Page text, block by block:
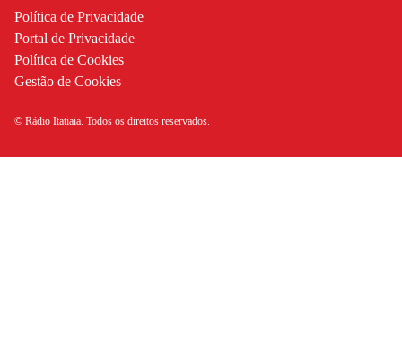
Política de Privacidade
Portal de Privacidade
Política de Cookies
Gestão de Cookies
© Rádio Itatiaia. Todos os direitos reservados.